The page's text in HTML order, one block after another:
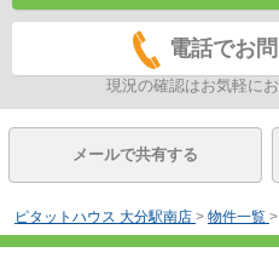
電話でお
現況の確認はお気軽に
メールで共有する
ピタットハウス 大分駅南店 > 物件一覧 >